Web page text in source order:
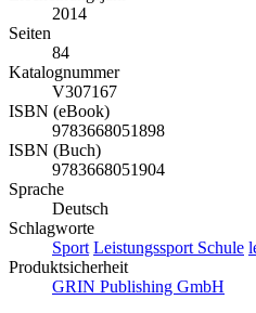
2014
Seiten
84
Katalognummer
V307167
ISBN (eBook)
9783668051898
ISBN (Buch)
9783668051904
Sprache
Deutsch
Schlagworte
Sport Leistungssport Schule
Produktsicherheit
GRIN Publishing GmbH